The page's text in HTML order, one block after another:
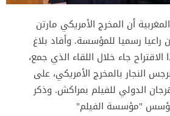
أن المخرج الأمريكي مارتن
رسميا للمؤسسة. وأفاد بلاغ
الاقتراح جاء خلال اللقاء الذي جمع،
النجار بالمخرج الأمريكي، على
الـ 17 للمهرجان الدولي للفيلم بمراكش. وذكر
"مؤسسة الفيلم"